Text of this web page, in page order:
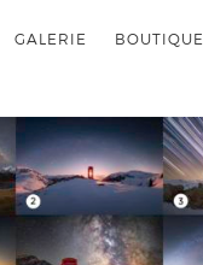
GALERIE BOUTIQUE